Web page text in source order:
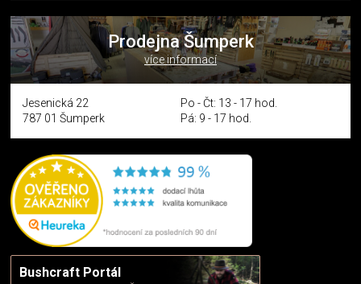
Prodejna Šumperk
více informací
Jesenická 22
787 01 Šumperk
Po - Čt: 13 - 17 hod.
Pá: 9 - 17 hod.
Bushcraft Portál